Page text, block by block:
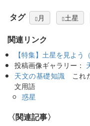
タグ 月 土星
関連リンク
【特集】土星を見よう
投稿画像ギャラリー：
天文の基礎知識 これ
文用語
惑星
関連記事